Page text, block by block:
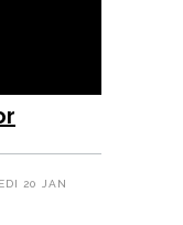
20 JAN